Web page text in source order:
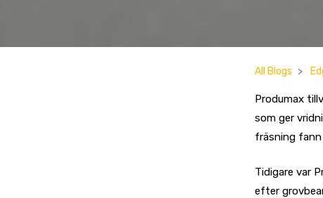
All Blogs
Produmax
som ger
fräsning fann
Tidigare var
efter